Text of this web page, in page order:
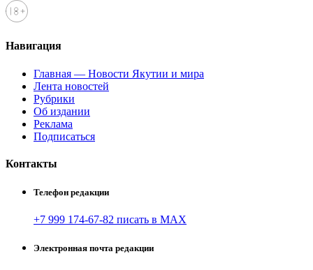
Навигация
Главная — Новости Якутии и мира
Лента новостей
Рубрики
Об издании
Реклама
Подписаться
Контакты
Телефон редакции
+7 999 174-67-82 писать в MAX
Электронная почта редакции